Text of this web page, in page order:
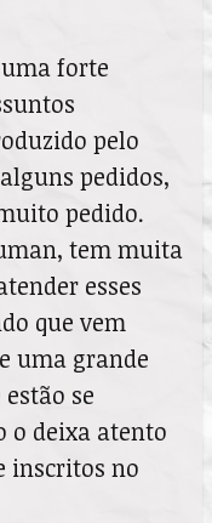
forte
pelo
pedidos,
pedido.
tem muita
esses
que vem
uma grande
se
o deixa atento
inscritos no